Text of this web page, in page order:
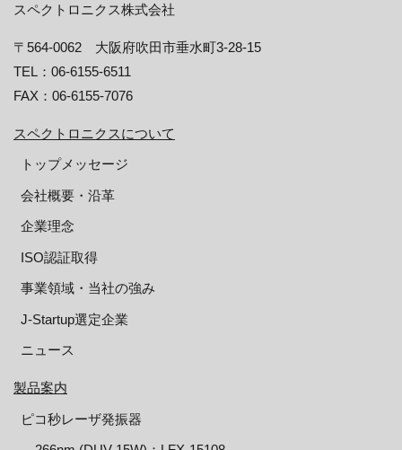
スペクトロニクス株式会社
〒564-0062 大阪府吹田市垂水町3-28-15
TEL：06-6155-6511
FAX：06-6155-7076
スペクトロニクスについて
トップメッセージ
会社概要・沿革
企業理念
ISO認証取得
事業領域・当社の強み
J-Startup選定企業
ニュース
製品案内
ピコ秒レーザ発振器